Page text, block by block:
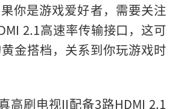
你是游戏爱好者，需要关注
2.1高速率传输接口，这可
金搭档，关系到你玩游戏时
高刷电视II配备3路HDMI 2.1